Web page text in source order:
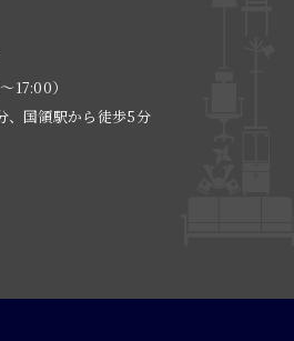
17:00）
国領駅から徒歩5分